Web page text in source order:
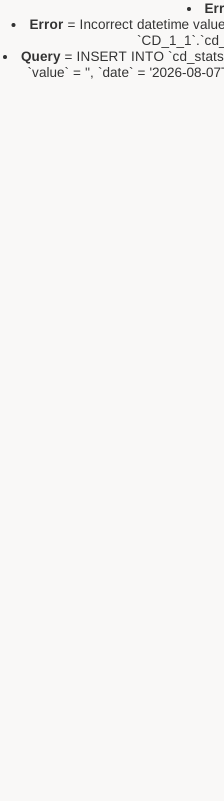
Error = Incorrect datetime
Query= INSERT INTO
`value` = '', `date` = '2026-08-